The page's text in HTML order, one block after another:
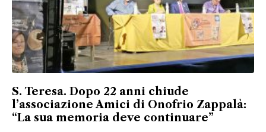
S. Teresa. Dopo 22 anni chiude
l’associazione Amici di Onofrio Zappalà:
“La sua memoria deve continuare”